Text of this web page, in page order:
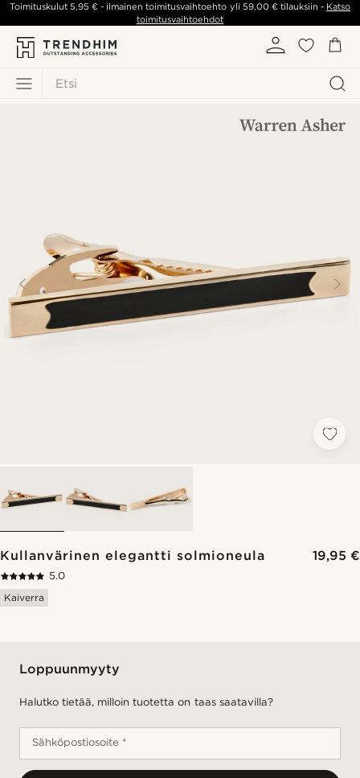
Etsi
Toimituskulut5,95 € - ilmainen toimitusvaihtoehto yli 59,00 €tilauksiin - Katso
toimitusvaihtoehdot
Kullanvärinen elegantti solmioneula 19,95 €
5.0
Kaiverra
Loppuunmyyty
Halutko tietää, milloin tuotetta on taas saatavilla?
Sähköpostiosoite *